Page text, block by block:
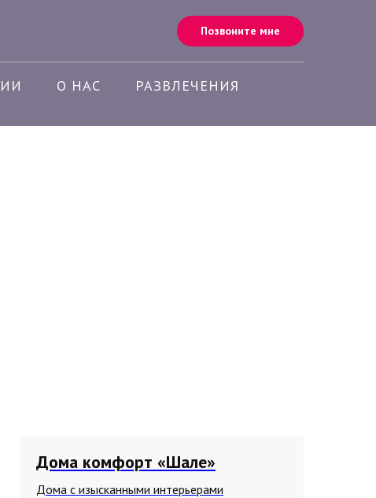
Позвоните мне
О НАС
РАЗВЛЕЧЕНИЯ
Дома комфорт «Шале»
Дома с изысканными интерьерами